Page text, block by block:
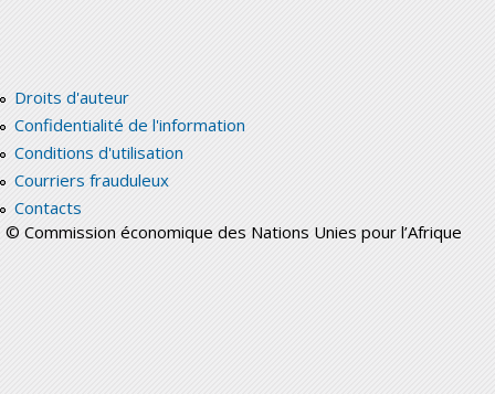
Droits d'auteur
Confidentialité de l'information
Conditions d'utilisation
Courriers frauduleux
Contacts
© Commission économique des Nations Unies pour l’Afrique